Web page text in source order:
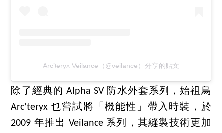
Arc’teryx Veilance（@veilance）分享的貼文
除了經典的 Alpha SV 防水外套系列，始祖鳥
Arc’teryx 也嘗試將「機能性」帶入時裝，於
2009 年推出 Veilance 系列，其縫製技術更加